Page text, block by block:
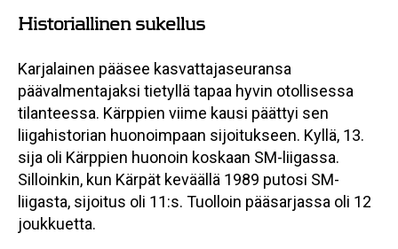
Historiallinen sukellus
Karjalainen pääsee kasvattajaseuransa
päävalmentajaksi tietyllä tapaa hyvin otollisessa
tilanteessa. Kärppien viime kausi päättyi sen
liigahistorian huonoimpaan sijoitukseen. Kyllä, 13.
sija oli Kärppien huonoin koskaan SM-liigassa.
Silloinkin, kun Kärpät keväällä 1989 putosi SM-
liigasta, sijoitus oli 11:s. Tuolloin pääsarjassa oli 12
joukkuetta.